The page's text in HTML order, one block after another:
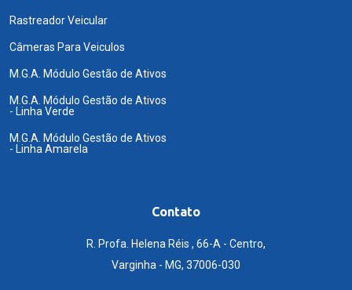
Rastreador Veicular
Câmeras Para Veiculos
M.G.A. Módulo Gestão de Ativos
M.G.A. Módulo Gestão de Ativos
- Linha Verde
M.G.A. Módulo Gestão de Ativos
- Linha Amarela
Contato
R. Profa. Helena Réis , 66-A - Centro,
Varginha - MG, 37006-030